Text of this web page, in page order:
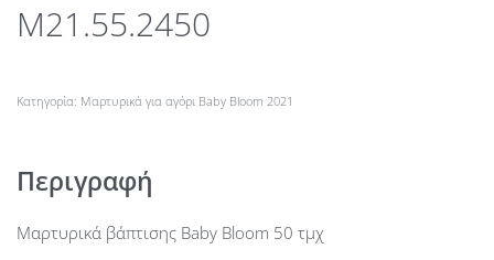
M21.55.2450
Κατηγορία: Μαρτυρικά για αγόρι Baby Bloom 2021
Περιγραφή
Μαρτυρικά βάπτισης Baby Bloom 50 τμχ